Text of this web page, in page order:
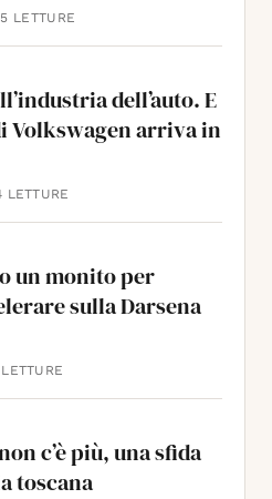
LETTURE
dell’auto. E
Volkswagen arriva in
LETTURE
un monito per
sulla Darsena
c’è più, una sfida
toscana